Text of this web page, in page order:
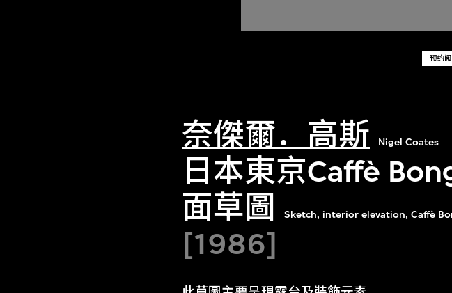
预约
奈傑爾．高斯 Nigel Coates
日本東京Caffè
面草圖
Sketch, interior elevation, Caffè
[1986]